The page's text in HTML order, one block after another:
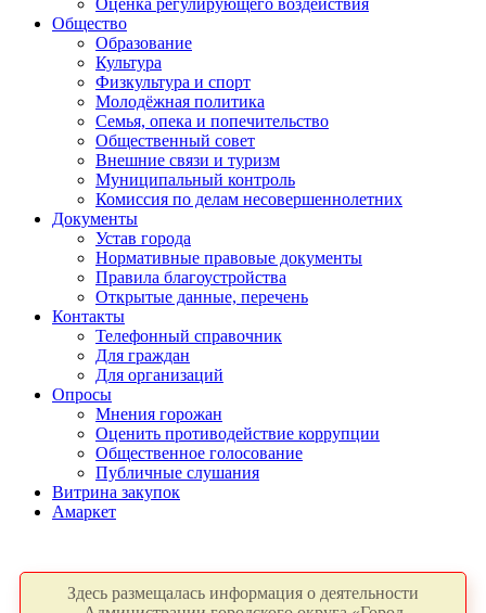
Оценка регулирующего воздействия
Общество
Образование
Культура
Физкультура и спорт
Молодёжная политика
Семья, опека и попечительство
Общественный совет
Внешние связи и туризм
Муниципальный контроль
Комиссия по делам несовершеннолетних
Документы
Устав города
Нормативные правовые документы
Правила благоустройства
Открытые данные, перечень
Контакты
Телефонный справочник
Для граждан
Для организаций
Опросы
Мнения горожан
Оценить противодействие коррупции
Общественное голосование
Публичные слушания
Витрина закупок
Амаркет
Здесь размещалась информация о деятельности